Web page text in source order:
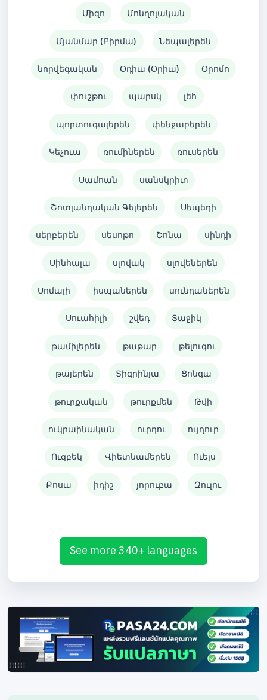
Միզո Մոնղոլական
Մյանմար (Բիրմա) Նեպալերեն
նորվեգական Օդիա (Օրիա) Օրոմո
փուշթու պարսկ լեհ
պորտուգալերեն փենջաբերեն
Կեչուա ռումիներեն ռուսերեն
Սամոան սանսկրիտ
Շոտլանդական Գելերեն Սեպեդի
սերբերեն սեսոթո Շոնա սինդի
Սինհալա սլովակ սլովեներեն
Սոմալի իսպաներեն սունդաներեն
Սուահիլի շվեդ Տաջիկ
թամիլերեն թաթար թելուգու
թայերեն Տիգրինյա Ցոնգա
թուրքական թուրքմեն Թվի
ուկրաինական ուրդու ույղուր
Ուզբեկ Վիետնամերեն Ուելս
Քոսա իդիշ յորուբա Զուլու
See more 340+ languages